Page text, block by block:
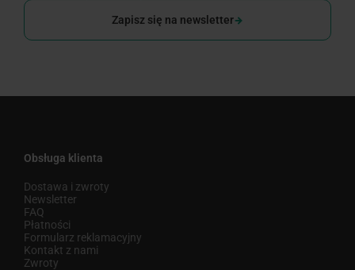
Zapisz się na newsletter
Obsługa klienta
Dostawa i zwroty
Newsletter
FAQ
Płatności
Formularz reklamacyjny
Kontakt z nami
Zwroty